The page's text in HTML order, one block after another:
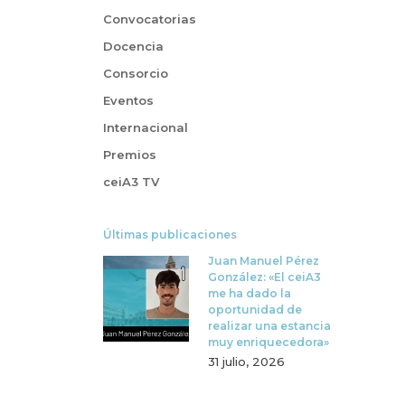
Convocatorias
Docencia
Consorcio
Eventos
Internacional
Premios
ceiA3 TV
Últimas publicaciones
Juan Manuel Pérez
González: «El ceiA3
me ha dado la
oportunidad de
realizar una estancia
muy enriquecedora»
31 julio, 2026